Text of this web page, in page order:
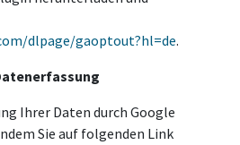
dlpage/gaoptout?hl=de.
Ihrer Daten durch Google
Sie auf folgenden Link